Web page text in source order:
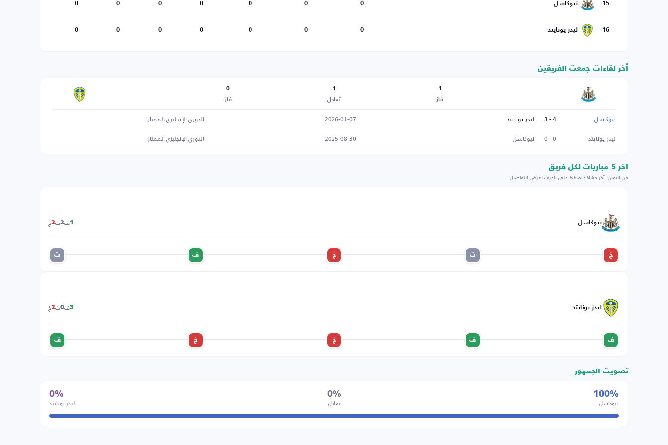
15 نيوكاسل 0
0
0
0
0
0
0
16 ليدز يونايتد 0
0
0
0
0
0
0
أخر لقاءات جمعت الفريقين
1
فاز
1
تعادل
0
فاز
نيوكاسل 4 - 3 ليدز يونايتد 2026-01-07
الدوري الإنجليزي الممتاز
ليدز يونايتد
0 - 0 نيوكاسل 2025-08-30 الدوري الإنجليزي الممتاز
اخر 5 مباريات لكل فريق
من اليمين: آخر مباراة · اضغط على الحرف لعرض التفاصيل
نيوكاسل 1ف2ت2خ
خ ت خ ف ت
ليدز يونايتد 3ف0ت2خ
ف ف خ خ ف
تصويت الجمهور
100%
نيوكاسل
0%
تعادل
0%
ليدز يونايتد